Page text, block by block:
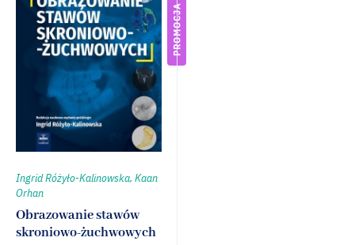
PROMOCJA
Ingrid Różyło-Kalinowska, Kaan
Orhan
Obrazowanie stawów
skroniowo-żuchwowych